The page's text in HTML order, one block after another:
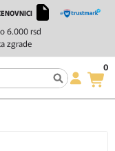
6.000 rsd
zgrade
0
Single Malt 0,7l